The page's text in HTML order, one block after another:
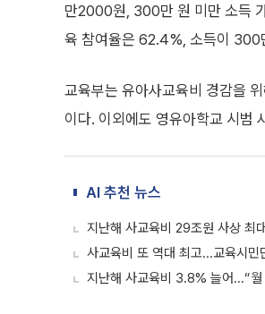
만2000원, 300만 원 미만 소득
육 참여율은 62.4%, 소득이 300
교육부는 유아사교육비 경감을
이다. 이외에도 영유아학교 시범
AI 추천 뉴스
지난해 사교육비 29조원 사상
사교육비 또 역대 최고...교육시민
지난해 사교육비 3.8% 늘어...“월